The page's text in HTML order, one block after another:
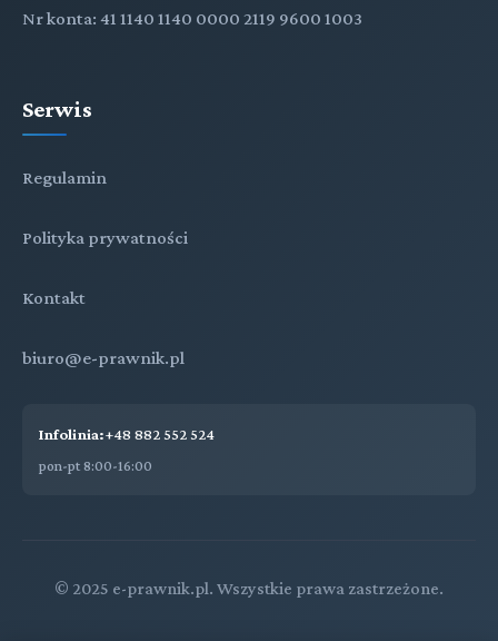
Nr konta: 41 1140 1140 0000 2119 9600 1003
Serwis
Regulamin
Polityka prywatności
Kontakt
biuro@e-prawnik.pl
Infolinia:+48 882 552 524
pon-pt 8:00-16:00
© 2025 e-prawnik.pl. Wszystkie prawa zastrzeżone.